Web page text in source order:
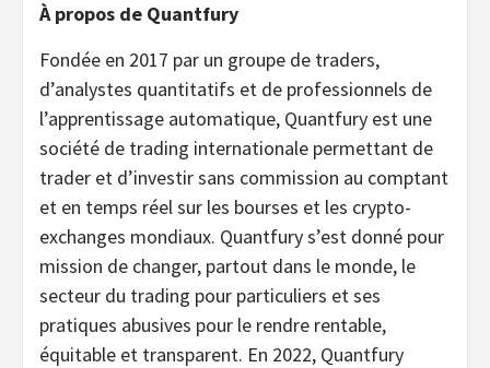
À propos de Quantfury
Fondée en 2017 par un groupe de traders,
d’analystes quantitatifs et de professionnels de
l’apprentissage automatique, Quantfury est une
société de trading internationale permettant de
trader et d’investir sans commission au comptant
et en temps réel sur les bourses et les crypto-
exchanges mondiaux. Quantfury s’est donné pour
mission de changer, partout dans le monde, le
secteur du trading pour particuliers et ses
pratiques abusives pour le rendre rentable,
équitable et transparent. En 2022, Quantfury